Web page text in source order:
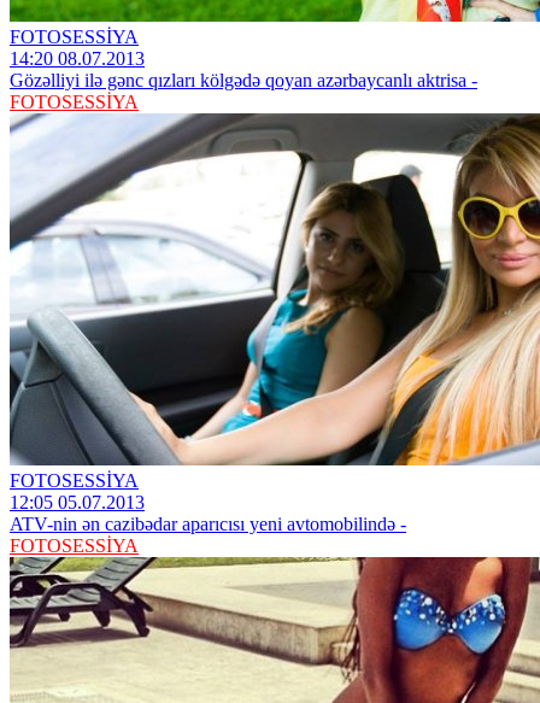
FOTOSESSİYA
14:20 08.07.2013
Gözəlliyi ilə gənc qızları kölgədə qoyan azərbaycanlı aktrisa -
FOTOSESSİYA
FOTOSESSİYA
12:05 05.07.2013
ATV-nin ən cazibədar aparıcısı yeni avtomobilində -
FOTOSESSİYA